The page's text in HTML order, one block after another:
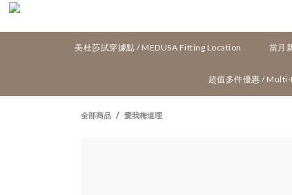
美杜莎試穿據點 / MEDUSA Fitting Location 當月
超值多件優惠 /
全部商品 愛我梅道理